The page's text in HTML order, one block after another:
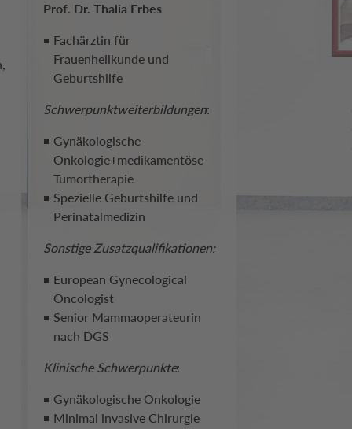
Prof. Dr. Thalia Erbes
Fachärztin für
Frauenheilkunde und
Geburtshilfe
Schwerpunktweiterbildungen:
Gynäkologische
Onkologie+medikamentöse
Tumortherapie
Spezielle Geburtshilfe und
Perinatalmedizin
Sonstige Zusatzqualifikationen:
European Gynecological
Oncologist
Senior Mammaoperateurin
nach DGS
Klinische Schwerpunkte:
Gynäkologische Onkologie
Minimal invasive Chirurgie